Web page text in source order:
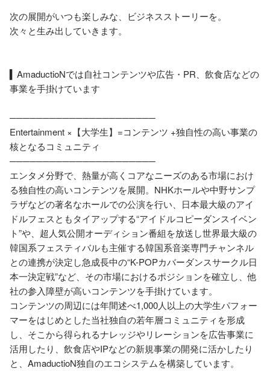
次の展開がいつも楽しみな、ビジネスストーリーを。
次々と生み出していきます。
▍AmaductioNでは自社コンテンツや広告・PR、飲食店などの
事業を手掛けています
──────────────────────
Entertainment ×【大学生】=コンテンツ +独自性の高い事業の
核となるコミュニティ
──────────────────────
エンタメ分野で、熱量が高くコアなニーズのある市場におけ
る独自性の高いコンテンツを展開。NHKホールや中野サンプ
ラザなどの著名なホールでの公演を行い、日本最大級のアイ
ドルフェスともタイアップする“アイドルコピーダンスイベン
ト”や、超人気公開オーディション番組を放送し世界最大級の
韓国系フェスティバルも主催する韓国系音楽専門チャンネル
との連携が決定し急成長中の“K-POPカバーダンスサークル日
本一決定戦”など、その市場におけるポジションを確立し、他
社の参入障壁が高いコンテンツを手掛けています。
コンテンツの周辺には年間述べ1,000人以上の大学生パフォー
マーをはじめとした当社独自の若年層コミュニティを形成
し、そこから得られるナレッジやリレーションを広告事業に
活用したり、飲食店やIPなどの新規事業の開発に活かしたり
と、AmaductioN独自のエコシステムを構築しています。